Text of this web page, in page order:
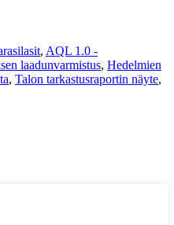
, AQL 1.0 -
laadunvarmistus, Hedelmien
, Talon tarkastusraportin näyte,